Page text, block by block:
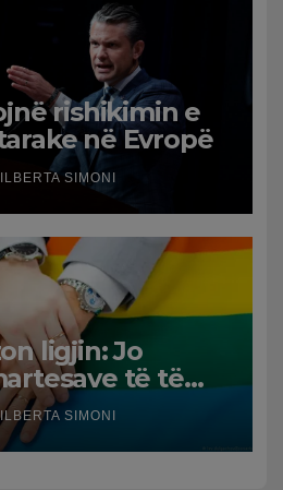
rishikimin e
në Evropë
SIMONI
ligjin: Jo
të të
SIMONI